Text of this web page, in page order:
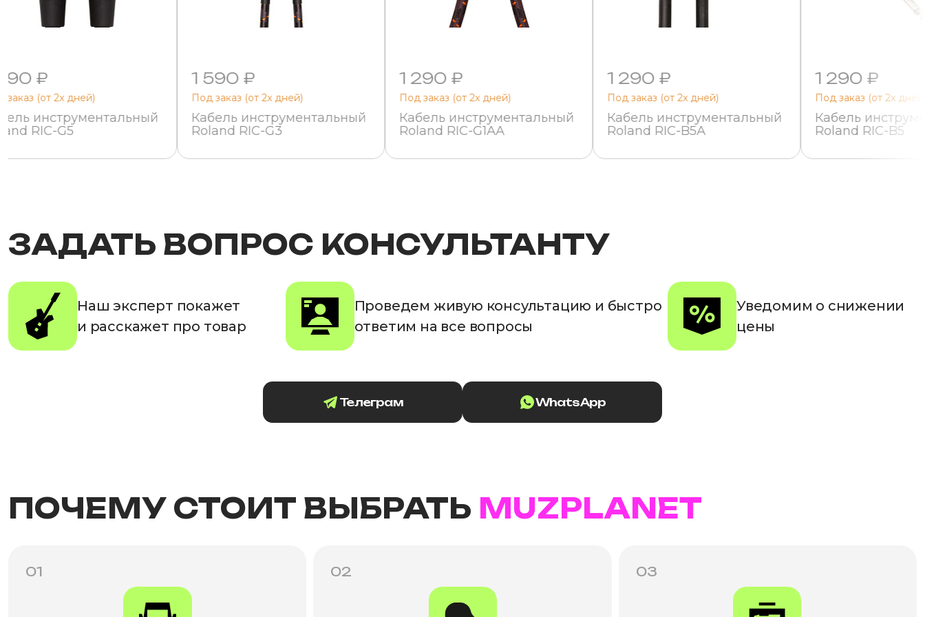
₽
заказ (от 2х дней)
инструментальный
RIC-G5
1 590 ₽
Под заказ (от 2х дней)
Кабель инструментальный
Roland RIC-G3
1 290 ₽
Под заказ (от 2х дней)
Кабель инструментальный
Roland RIC-G1AA
1 290 ₽
Под заказ (от 2х дней)
Кабель инструментальный
Roland RIC-B5A
1 290 ₽
Под заказ (от 2х
Кабель
Roland RIC-B5
ЗАДАТЬ ВОПРОС КОНСУЛЬТАНТУ
Наш эксперт покажет
и расскажет про товар
Проведем живую консультацию и быстро
ответим на все вопросы
Уведомим о снижении
цены
Телеграм WhatsApp
ПОЧЕМУ СТОИТ ВЫБРАТЬ MUZPLANET
01 02 03